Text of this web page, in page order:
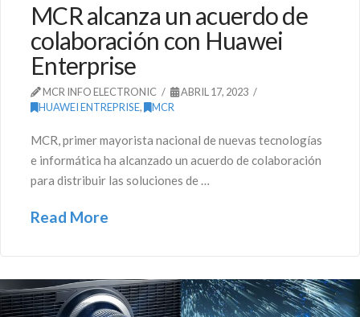
MCR alcanza un acuerdo de
colaboración con Huawei
Enterprise
MCR INFO ELECTRONIC
ABRIL 17, 2023
HUAWEI ENTREPRISE, MCR
MCR, primer mayorista nacional de nuevas tecnologías
e informática ha alcanzado un acuerdo de colaboración
para distribuir las soluciones de …
Read More